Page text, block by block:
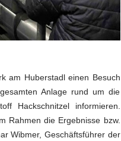
am Huberstadl einen Besuch
Anlage rund um die
Hackschnitzel informieren.
Rahmen die Ergebnisse bzw.
Wibmer, Geschäftsführer der